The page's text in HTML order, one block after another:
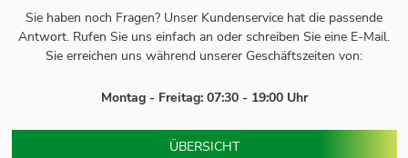
Sie haben noch Fragen? Unser Kundenservice hat die passende
Antwort. Rufen Sie uns einfach an oder schreiben Sie eine E-Mail.
Sie erreichen uns während unserer Geschäftszeiten von:
Montag - Freitag: 07:30 - 19:00 Uhr
ÜBERSICHT